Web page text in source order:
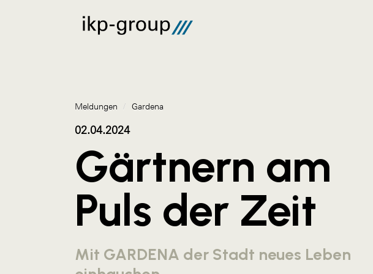
Meldungen / Gardena
02.04.2024
Gärtnern am
Puls der Zeit
Mit GARDENA der Stadt neues Leben